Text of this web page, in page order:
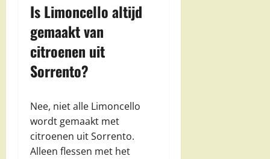
Is Limoncello altijd
gemaakt van
citroenen uit
Sorrento?
Nee, niet alle Limoncello
wordt gemaakt met
citroenen uit Sorrento.
Alleen flessen met het